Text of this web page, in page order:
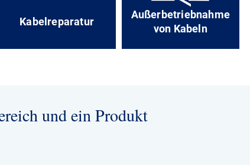
Kabelreparatur
Außerbetriebnahme
von Kabeln
und ein Produkt